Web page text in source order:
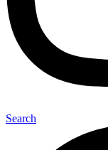
Search